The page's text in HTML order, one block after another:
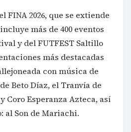
FINA 2026, que se extiende
más de 400 eventos
y del FUTFEST Saltillo
más destacadas
con música de
Beto Díaz, el Tranvía de
Coro Esperanza Azteca, así
al Son de Mariachi.